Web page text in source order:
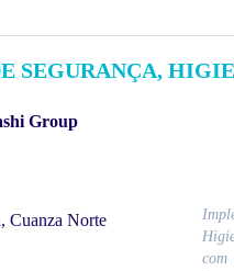
SEGURANÇA,
Group
Cuanza Norte
com